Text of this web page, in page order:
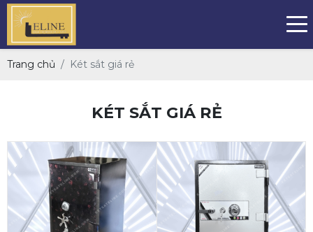
Trang chủ Két sắt giá rẻ
KÉT SẮT GIÁ RẺ